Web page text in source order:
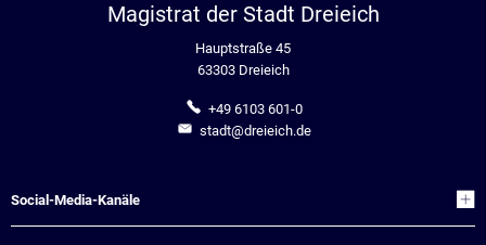
Magistrat der Stadt Dreieich
Hauptstraße 45
63303 Dreieich
+49 6103 601-0
stadt@dreieich.de
Social-Media-Kanäle